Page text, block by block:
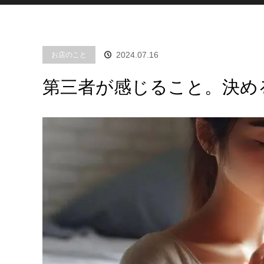
お店のこと 2024.07.16
第三者が感じること。決め